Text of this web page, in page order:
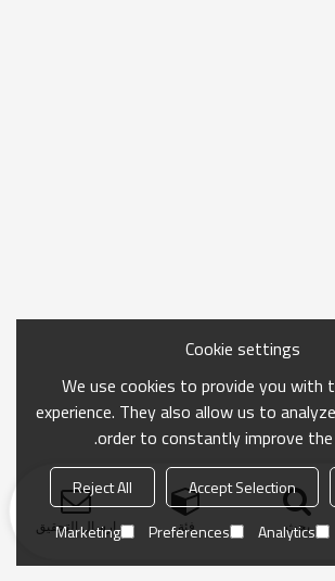
بحث فئة ارسال التحقيق
Cookie settings
We use cookies to provide you with
experience. They also allow us to
order to constantly improve
Accept Selection
Reject All
Analytics
Preferences
Marketing